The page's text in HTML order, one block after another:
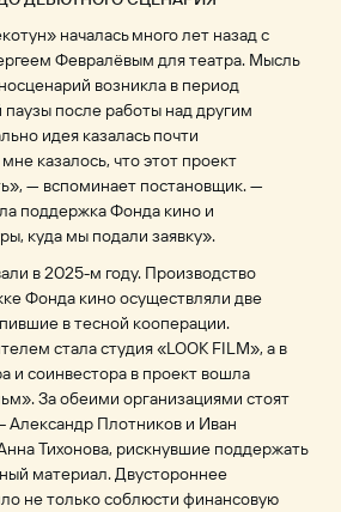
началась много лет назад с
Февралёвым для театра. Мысль
возникла в период
после работы над другим
идея казалась почти
казалось, что этот проект
— вспоминает постановщик. —
поддержка Фонда кино и
куда мы подали заявку».
в 2025-м году. Производство
Фонда кино осуществляли две
в тесной кооперации.
стала студия «LOOK FILM», а в
и соинвестора в проект вошла
За обеими организациями стоят
Плотников и Иван
Тихонова, рискнувшие поддержать
материал. Двустороннее
не только соблюсти финансовую